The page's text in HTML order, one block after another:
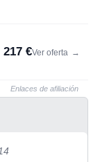
217 €Ver oferta →
Enlaces de afiliación